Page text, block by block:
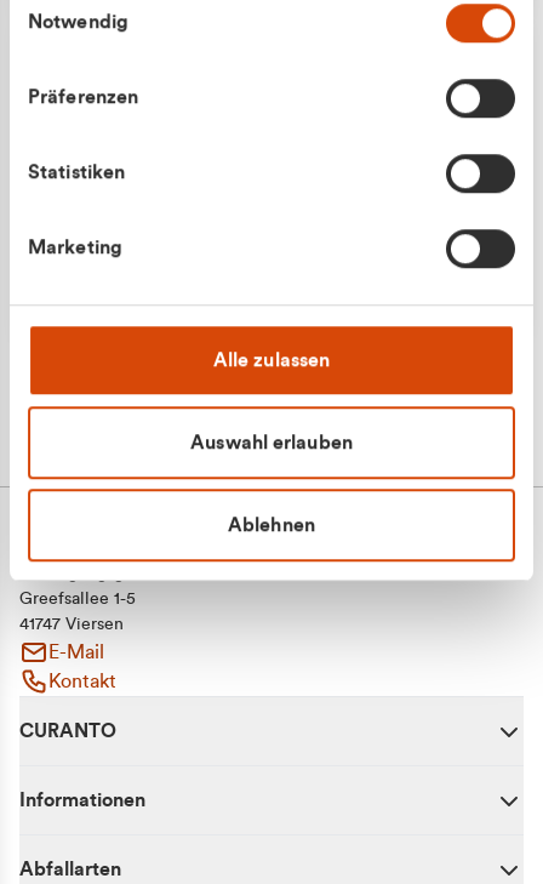
gesammelt haben.
Notwendig
Präferenzen
Statistiken
Marketing
Alle zulassen
Auswahl erlauben
Ablehnen
Greefsallee 1-5
41747 Viersen
E-Mail
Kontakt
CURANTO
Informationen
Abfallarten